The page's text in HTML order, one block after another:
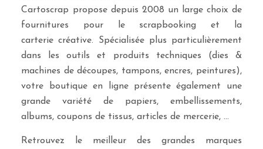
Cartoscrap propose depuis 2008 un large choix de
fournitures pour le scrapbooking et la
carterie créative. Spécialisée plus particulièrement
dans les outils et produits techniques (dies &
machines de découpes, tampons, encres, peintures),
votre boutique en ligne présente également une
grande variété de papiers, embellissements,
albums, coupons de tissus, articles de mercerie, …
Retrouvez le meilleur des grandes marques